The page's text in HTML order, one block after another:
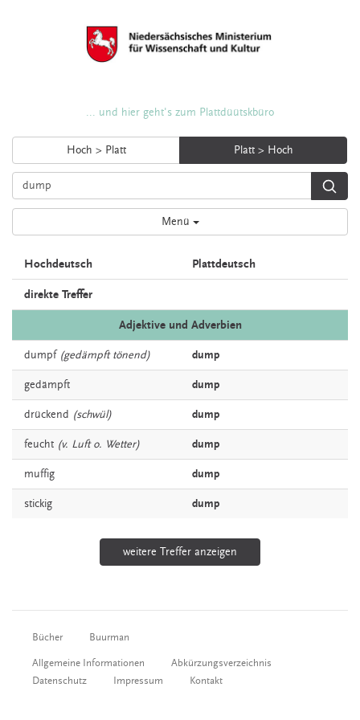
... und hier geht's zum Plattdüütskbüro
Hoch > Platt Platt > Hoch
Menü
Hochdeutsch Plattdeutsch
direkte Treffer
Adjektive und Adverbien
dumpf (gedämpft tönend) dump
gedämpft dump
drückend (schwül) dump
feucht (v. Luft o. Wetter) dump
muffig dump
stickig dump
weitere Treffer anzeigen
Bücher Buurman
Allgemeine Informationen
Abkürzungsverzeichnis
Datenschutz
Impressum Kontakt